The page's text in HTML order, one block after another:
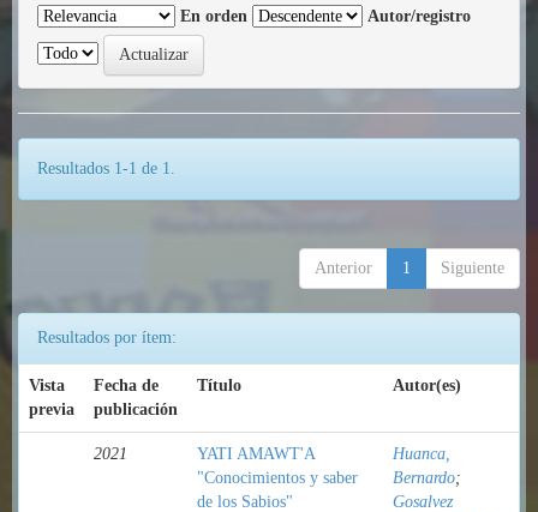
En orden
Autor/registro
Resultados 1-1 de 1.
Anterior 1 Siguiente
Resultados por ítem:
Vista
previa
Fecha de
publicación
Título Autor(es)
2021
YATI AMAWT'A
"Conocimientos y saber
de los Sabios"
Huanca,
Bernardo;
Gosalvez